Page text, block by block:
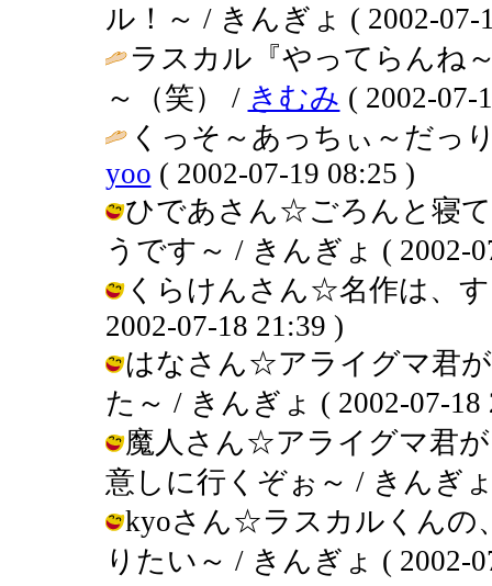
ル！～ / きんぎょ ( 2002-07-
ラスカル『やってらん
～（笑） / きむみ ( 2002-07-
くっそ～あっちぃ～だっ
yoo ( 2002-07-19 08:25 )
ひであさん☆ごろんと寝
うです～ / きんぎょ ( 2002-
くらけんさん☆名作は、
2002-07-18 21:39 )
はなさん☆アライグマ君
た～ / きんぎょ ( 2002-07-18
魔人さん☆アライグマ君
意しに行くぞぉ～ / きんぎ
kyoさん☆ラスカルくんの
りたい～ / きんぎょ ( 2002-